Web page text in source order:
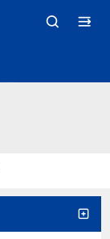
站-Branding